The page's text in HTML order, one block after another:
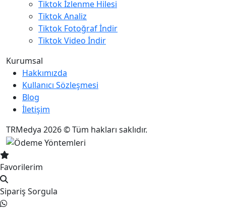
Tiktok İzlenme Hilesi
Tiktok Analiz
Tiktok Fotoğraf İndir
Tiktok Video İndir
Kurumsal
Hakkımızda
Kullanıcı Sözleşmesi
Blog
İletişim
TRMedya 2026 © Tüm hakları saklıdır.
Favorilerim
Sipariş Sorgula